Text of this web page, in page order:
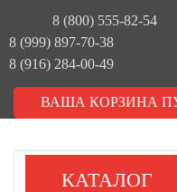
8 (800) 555-82-54
8 (999) 897-70-38
8 (916) 284-00-49
ВАША КОРЗИНА
КАТАЛОГ